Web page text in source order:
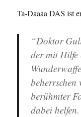
Ta-Daaaa DAS ist
“Doktor
der mit Hilfe
berühmter
dabei